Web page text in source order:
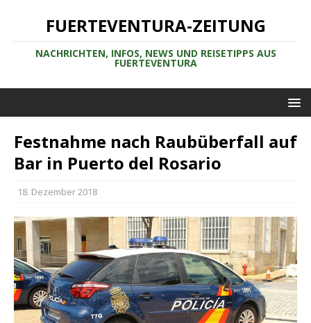
FUERTEVENTURA-ZEITUNG
NACHRICHTEN, INFOS, NEWS UND REISETIPPS AUS
FUERTEVENTURA
Festnahme nach Raubüberfall auf
Bar in Puerto del Rosario
18. Dezember 2018